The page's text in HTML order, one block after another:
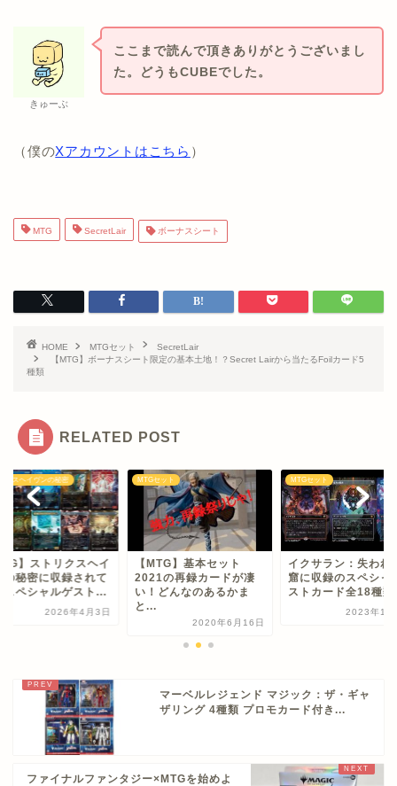
きゅーぶ
ここまで読んで頂きありがとうございまし
た。どうもCUBEでした。
（僕のXアカウントはこちら ）
MTG SecretLair ボーナスシート
HOME MTGセット
SecretLair
【MTG】ボーナスシート限定の基本土地！？Secret Lairから当たるFoilカード5
種類
RELATED POST
クスヘイヴンの秘密
】ストリクスヘイ
の秘密に収録されて
スペシャルゲスト...
2026年4月3日
MTGセット
【MTG】基本セット
2021の再録カードが凄
い！どんなのあるかま
と...
2020年6月16日
MTGセット
イクサラン：失われ
窟に収録のスペシャ
ストカード全18種類
2023年11
マーベルレジェンド マジック：ザ・ギャ
ザリング 4種類 プロモカード付き...
ファイナルファンタジー×MTGを始めよ